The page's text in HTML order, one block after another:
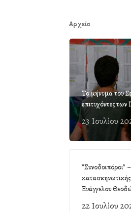
Αρχείο
Το μήνυμα του
επιτυχόντες των
23 Ιουλίου
”Συνοδοιπόροι”
Ευάγγελου
22 Ιουλίου